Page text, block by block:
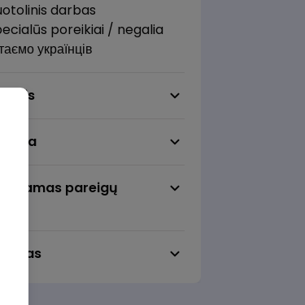
darbas
poreikiai / negalia
українців
sritis
vieta
pareigų
laikas